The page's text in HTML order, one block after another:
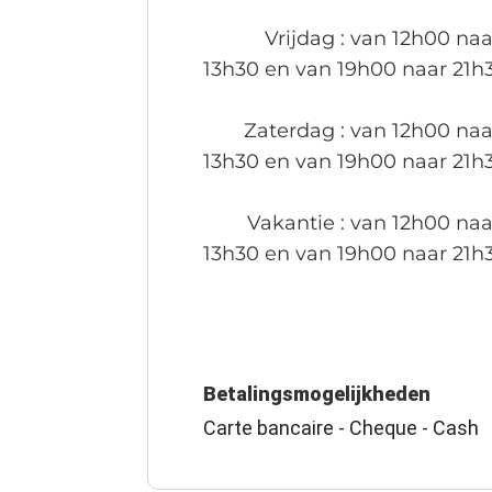
Vrijdag : van 12h00
13h30 en van 19h00 naar
Zaterdag : van 12h00
13h30 en van 19h00 naar
Vakantie : van 12h00
13h30 en van 19h00 naar
Betalingsmogelijkheden
Carte bancaire - Cheque - Cash